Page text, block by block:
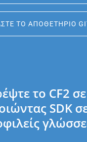
ΤΟ ΑΠΟΘΕΤΉΡΙΟ
το CF2
SDK